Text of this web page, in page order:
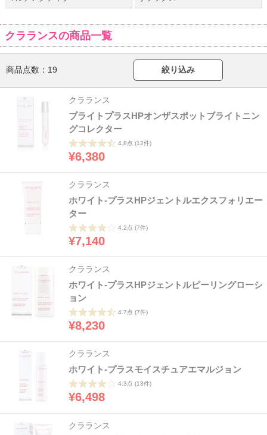
クラランスの商品一覧
商品点数： 19 絞り込み
クラランス
ブライトプラスHPオンザスポットブライトニン
グコレクター
4.8点 (12件)
¥6,380
クラランス
ホワイト-プラスHPジェントルエクスフォリエー
ター
4.2点 (7件)
¥7,140
クラランス
ホワイト-プラスHPジェントルピーリングローシ
ョン
4.7点 (7件)
¥8,230
クラランス
ホワイト-プラスモイスチュアエマルジョン
4.3点 (13件)
¥6,498
クラランス